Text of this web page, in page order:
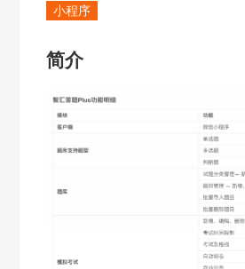
小程序
简介